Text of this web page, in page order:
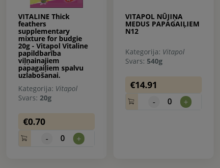
VITALINE Thick
feathers
supplementary
mixture for budgie
20g - Vitapol Vitaline
papildbarība
viļņainajiem
papagaiļiem spalvu
uzlabošanai.
Kategorija: Vitapol
Svars: 20g
€0.70
- 0 +
VITAPOL NŪJIŅA
MEDUS PAPAGAIĻIEM
N12
Kategorija: Vitapol
Svars: 540g
€14.91
- 0 +